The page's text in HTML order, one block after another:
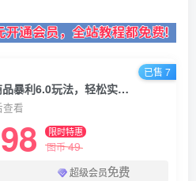
【电商运营】拼多多虚拟商品暴利6.0玩法，轻松实现月入过W
查看
限时特惠
图币49
超级会员免费
已售 7